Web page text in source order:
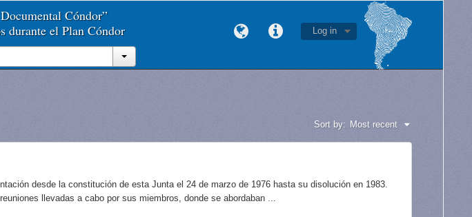
Cóndor”
durante el Plan Cóndor
Log in
Sort by: Most recent
desde la constitución de esta Junta el 24 de marzo de 1976 hasta su disolución en 1983.
llevadas a cabo por sus miembros, donde se abordaban ...